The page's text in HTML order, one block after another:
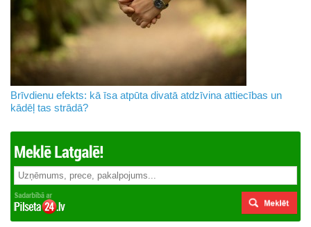
Brīvdienu efekts: kā īsa atpūta divatā atdzīvina attiecības un
kādēļ tas strādā?